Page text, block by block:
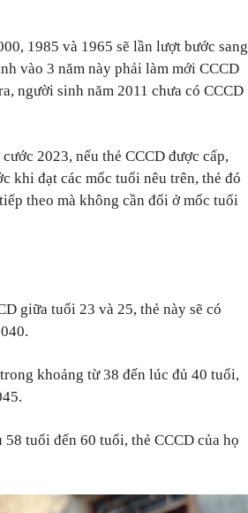
1985 và 1965 sẽ lần lượt bước sang
vào 3 năm này phải làm mới CCCD
người sinh năm 2011 chưa có CCCD
2023, nếu thẻ CCCD được cấp,
khi đạt các mốc tuổi nêu trên, thẻ đó
theo mà không cần đổi ở mốc tuổi
giữa tuổi 23 và 25, thẻ này sẽ có
khoảng từ 38 đến lúc đủ 40 tuổi,
tuổi đến 60 tuổi, thẻ CCCD của họ